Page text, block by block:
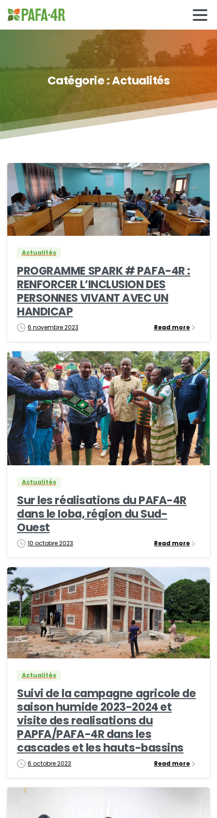
Catégorie :Actualités
0 1
Actualités
PROGRAMME SPARK # PAFA-4R :
RENFORCER L’INCLUSION DES
PERSONNES VIVANT AVEC UN
HANDICAP
6 novembre 2023 Read more
0 0
Actualités
Sur les réalisations du PAFA-4R
dans le Ioba, région du Sud-
Ouest
10 octobre 2023 Read more
0 0
Actualités
Suivi de la campagne agricole de
saison humide 2023-2024 et
visite des realisations du
PAPFA/PAFA-4R dans les
cascades et les hauts-bassins
6 octobre 2023 Read more